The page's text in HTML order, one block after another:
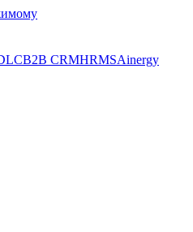
B2B CRMHRMSAinergy